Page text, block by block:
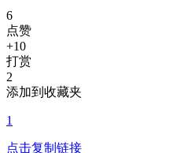
6
点赞
+10
打赏
2
添加到收藏夹
1
点击复制链接